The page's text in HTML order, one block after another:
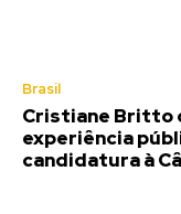
Brasil
Cristiane Britto
experiência
candidatura à